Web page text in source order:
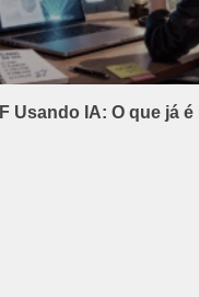
Usando IA: O que já é